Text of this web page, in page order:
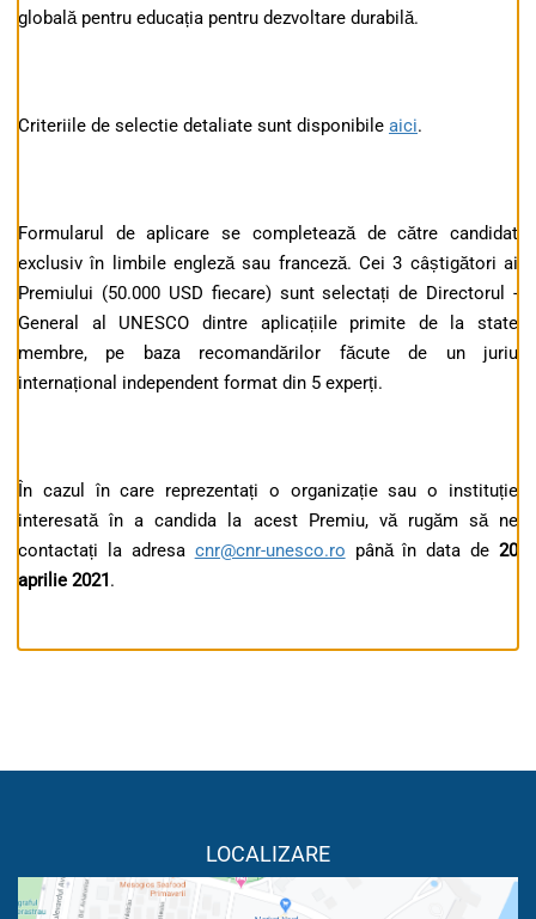
globală pentru educația pentru dezvoltare durabilă.
Criteriile de selectie detaliate sunt disponibile aici.
Formularul de aplicare se completează de către candidat
exclusiv în limbile engleză sau franceză. Cei 3 câștigători ai
Premiului (50.000 USD fiecare) sunt selectați de Directorul -
General al UNESCO dintre aplicațiile primite de la state
membre, pe baza recomandărilor făcute de un juriu
internațional independent format din 5 experți.
În cazul în care reprezentați o organizație sau o instituție
interesată în a candida la acest Premiu, vă rugăm să ne
contactați la adresa cnr@cnr-unesco.ro până în data de 20
aprilie 2021.
LOCALIZARE